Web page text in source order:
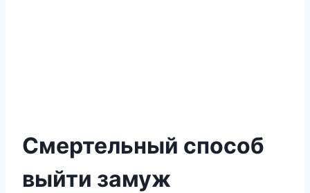
Смертельный способ
выйти замуж